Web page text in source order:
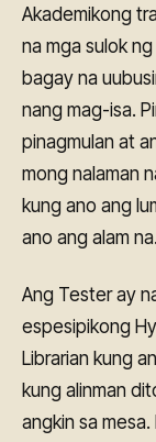
Akademikong
na mga sulok
bagay na
nang mag-isa.
pinagmulan at
mong nalaman
kung ano ang
ano ang alam
Ang Tester ay
espesipikong
Librarian kung
kung alinman
angkin sa